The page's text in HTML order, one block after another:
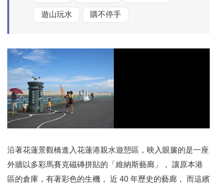
遊山玩水 購不停手
沿著花蓮景觀橋進入花蓮港親水遊憩區，映入眼簾的是一座
外牆以多彩馬賽克磁磚拼貼的「維納斯藝廊」， 讓原本港
區的倉庫，有著彩色的生機， 近 40 年歷史的藝廊， 而這繽